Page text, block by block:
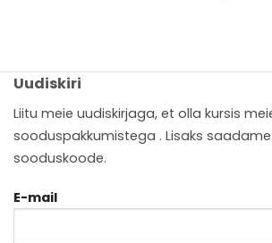
Uudiskiri
Liitu meie uudiskirjaga, et olla kursis
sooduspakkumistega . Lisaks
sooduskoode.
E-mail